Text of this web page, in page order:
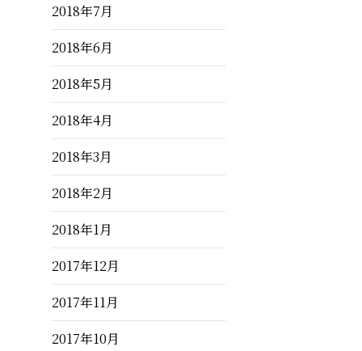
2018年7月
2018年6月
2018年5月
2018年4月
2018年3月
2018年2月
2018年1月
2017年12月
2017年11月
2017年10月